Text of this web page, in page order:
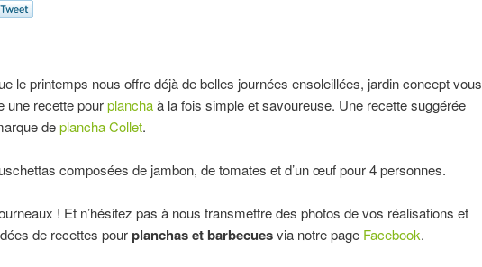
le printemps nous offre déjà de belles journées ensoleillées, jardin concept vous
une recette pourplanchaà la fois simple et savoureuse. Une recette suggérée
deplancha Collet.
composées de jambon, de tomates et d’un œuf pour 4 personnes.
! Et n’hésitez pas à nous transmettre des photos de vos réalisations et
de recettes pourplanchas et barbecuesvia notre page Facebook.